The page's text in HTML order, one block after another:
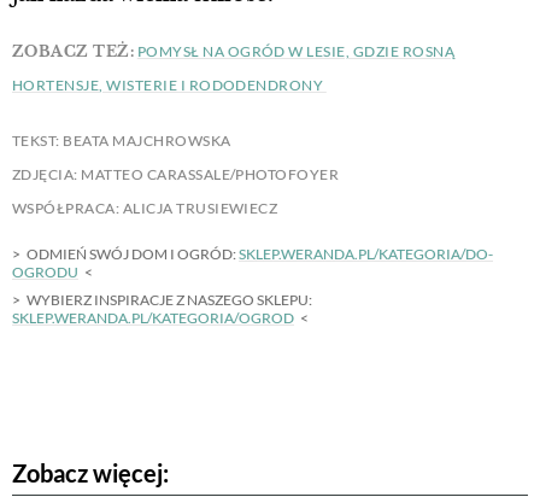
ZOBACZ TEŻ: POMYSŁ NA OGRÓD W LESIE, GDZIE ROSNĄ
HORTENSJE, WISTERIE I RODODENDRONY
TEKST: BEATA MAJCHROWSKA
ZDJĘCIA: MATTEO CARASSALE/PHOTOFOYER
WSPÓŁPRACA: ALICJA TRUSIEWIECZ
ODMIEŃ SWÓJ DOM I OGRÓD:SKLEP.WERANDA.PL/KATEGORIA/DO-
OGRODU
WYBIERZ INSPIRACJE Z NASZEGO SKLEPU:
SKLEP.WERANDA.PL/KATEGORIA/OGROD
Zobacz więcej: